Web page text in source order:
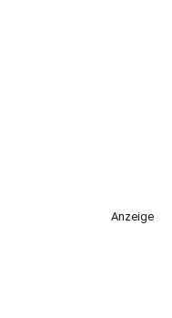
Anzeige